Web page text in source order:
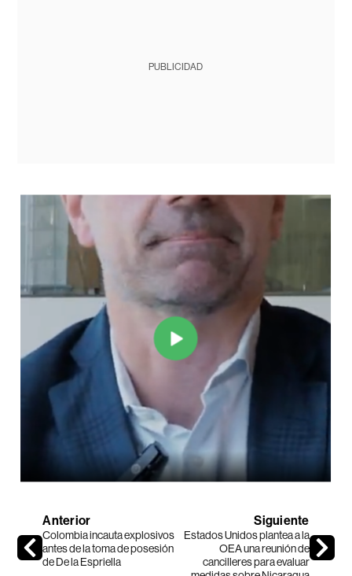
PUBLICIDAD
Anterior
Colombia incauta explosivos
antes de la toma de posesión
de De la Espriella
Siguiente
Estados Unidos plantea a la
OEA una reunión de
cancilleres para evaluar